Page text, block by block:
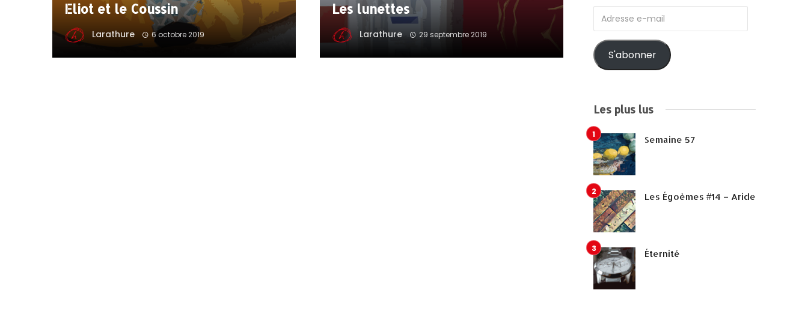
Eliot et le Coussin
Larathure 6 octobre 2019
Les lunettes
Larathure 29 septembre 2019
e-
S'abonner
Les plus lus
Semaine 57
Les Égoèmes #14 – Aride
Éternité